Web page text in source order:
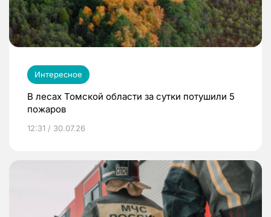
Интересное
В лесах Томской области за сутки потушили 5
пожаров
12:31 / 30.07.26